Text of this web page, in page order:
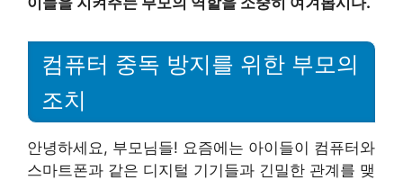
컴퓨터 중독 방지를 위한 부모의
조치
안녕하세요, 부모님들! 요즘에는 아이들이 컴퓨터와
스마트폰과 같은 디지털 기기들과 긴밀한 관계를 맺